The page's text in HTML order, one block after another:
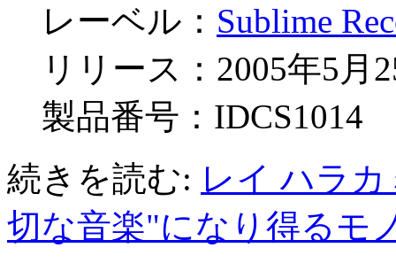
レーベル： Sublime
リリース：2005年5月
製品番号：IDCS1014
続きを読む: レイ ハラカ
切な音楽"になり得るモ